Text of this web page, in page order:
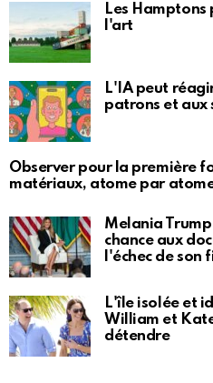
Les
l'art
L'IA peut
patrons et aux
Observer pour la première
matériaux, atome par
Melania
chance aux
l'échec de son
L'île isolée et
William et
détendre